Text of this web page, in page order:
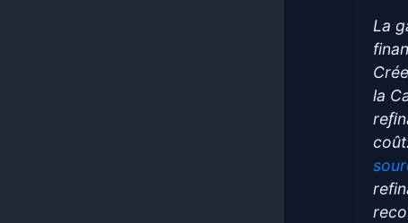
La
la